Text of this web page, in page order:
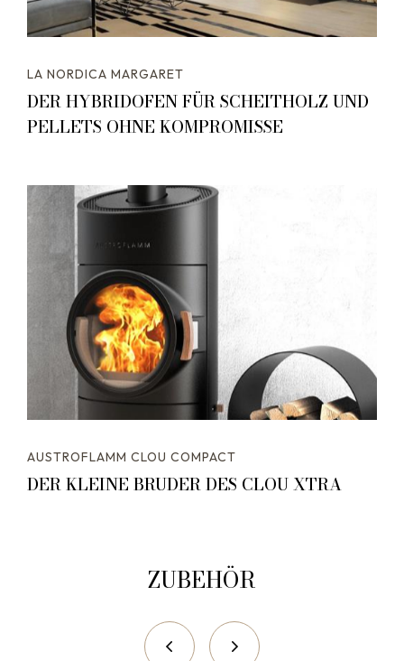
LA NORDICA MARGARET
DER HYBRIDOFEN FÜR SCHEITHOLZ UND
PELLETS OHNE KOMPROMISSE
AUSTROFLAMM CLOU COMPACT
DER KLEINE BRUDER DES CLOU XTRA
ZUBEHÖR